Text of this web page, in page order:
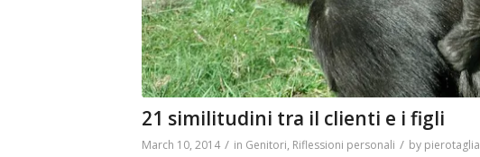
21 similitudini tra il clienti e i figli
March 10, 2014 / in Genitori, Riflessioni personali / by pierotaglia